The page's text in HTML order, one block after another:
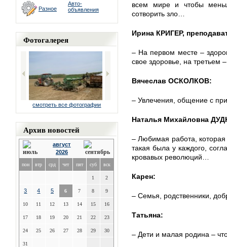
Разное
Авто-
объявления
Фотогалерея
смотреть все фотографии
Архив новостей
август
2026
пон втр срд чет пят суб вск
1 2
3 4 5 6 7 8 9
10 11 12 13 14 15 16
17 18 19 20 21 22 23
24 25 26 27 28 29 30
31
всем мире и чтобы
сотворить зло…
Ирина КРИГЕР,
– На первом месте –
свое здоровье, на третьем
Вячеслав ОСКОЛКОВ:
– Увлечения, общение с
Наталья Михайловна
– Любимая работа,
такая была у каждого,
кровавых революций…
Карен:
– Семья, родственники,
Татьяна:
– Дети и малая родина –